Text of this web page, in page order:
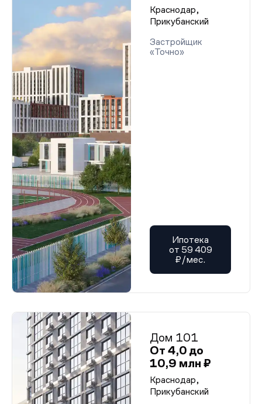
Краснодар,
Прикубанский
Застройщик
«Точно»
Ипотека
от 59 409
₽/мес.
Дом 101
От 4,0 до
10,9 млн ₽
Краснодар,
Прикубанский